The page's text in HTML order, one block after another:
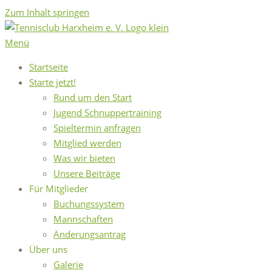
Zum Inhalt springen
Menü
Startseite
Starte jetzt!
Rund um den Start
Jugend Schnuppertraining
Spieltermin anfragen
Mitglied werden
Was wir bieten
Unsere Beiträge
Für Mitglieder
Buchungssystem
Mannschaften
Änderungsantrag
Über uns
Galerie